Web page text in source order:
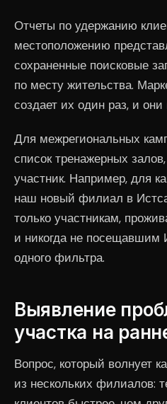
Отчеты по удержанию
местоположению
сохраненные поисковые
по месту жительства.
создает их один раз, и
Для межрегиональных
список тренажерных
участник. Например, для
наш новый филиал в
только участникам,
и никогда не посещавшим
одного фильтра.
Выявление
участка на
Вопрос, который волнует
из нескольких филиалов: